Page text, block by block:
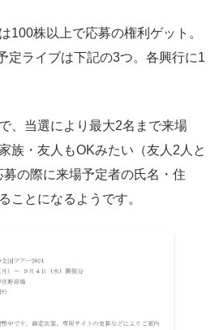
100株以上で応募の権利ゲット。
定ライブは下記の3つ。各興行に1
、当選により最大2名まで来場
族・友人もOKみたい（友人2人と
の際に来場予定者の氏名・住
ことになるようです。